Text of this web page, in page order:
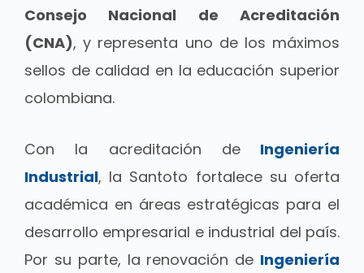
Consejo Nacional de Acreditación
(CNA), y representa uno de los máximos
sellos de calidad en la educación superior
colombiana.
Con la acreditación de
Ingeniería
Industrial, la Santoto fortalece su oferta
académica en áreas estratégicas para el
desarrollo empresarial e industrial del país.
Por su parte, la renovación de Ingeniería